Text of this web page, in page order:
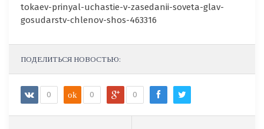
tokaev-prinyal-uchastie-v-zasedanii-soveta-glav-
gosudarstv-chlenov-shos-463316
ПОДЕЛИТЬСЯ НОВОСТЬЮ:
0 ok 0 0